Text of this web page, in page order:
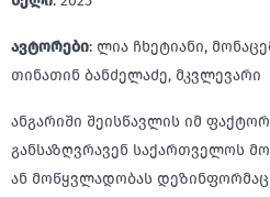
ავტორები: ლია ჩხეტიანი,
თინათინ ბანძელაძე, მკვლევარი
ანგარიში შეისწავლის იმ
განსაზღვრავენ საქართველოს
ან მოწყვლადობას